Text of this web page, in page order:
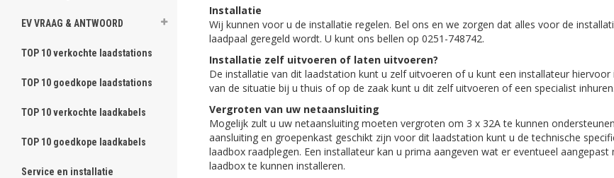
EV VRAAG & ANTWOORD
TOP 10 verkochte laadstations
TOP 10 goedkope laadstations
TOP 10 verkochte laadkabels
TOP 10 goedkope laadkabels
Service en installatie
Installatie
Wij kunnen voor u de installatie regelen. Bel ons en we zorgen dat alles voor de
laadpaal geregeld wordt. U kunt ons bellen op 0251-748742.
Installatie zelf uitvoeren of laten uitvoeren?
De installatie van dit laadstation kunt u zelf uitvoeren of u kunt een installateur hiervoor
van de situatie bij u thuis of op de zaak kunt u dit zelf uitvoeren of een specialist inhuren.
Vergroten van uw netaansluiting
Mogelijk zult u uw netaansluiting moeten vergroten om 3 x 32A te kunnen
aansluiting en groepenkast geschikt zijn voor dit laadstation kunt u de technische
laadbox raadplegen. Een installateur kan u prima aangeven wat er eventueel
laadbox te kunnen installeren.